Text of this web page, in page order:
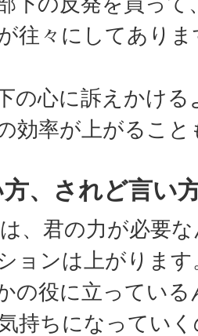
往々にしてありま
の心に訴えかけ
効率が上がるこ
、されど言い
は、君の力が必要
ョンは上がります
の役に立ってい
持ちになってい